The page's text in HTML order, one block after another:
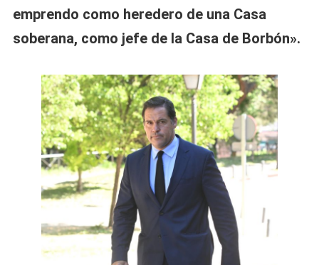
emprendo como heredero de una Casa
soberana, como jefe de la Casa de Borbón».